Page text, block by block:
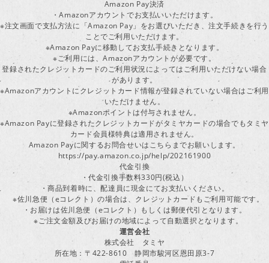
Amazon Pay決済
・Amazonアカウントでお支払いいただけます。
※注文画面で支払方法に「Amazon Pay」をお選びいただき、注文手続きを行う
ことでご利用いただけます。
※Amazon Payに移動してお支払手続きとなります。
※ご利用には、Amazonアカウントが必要です。
登録されたクレジットカードのご利用状況によってはご利用いただけない場合
があります。
※Amazonアカウントにクレジットカード情報が登録されていない場合はご利用
いただけません。
※Amazonポイントは付与されません。
※Amazon Payに登録されたクレジットカードがタミヤカードの場合でもタミヤ
カード会員様特典は適用されません。
Amazon Payに関するお問合せいはこちらまでお願いします。
https://pay.amazon.co.jp/help/202161900
代金引換
・代金引換手数料330円(税込）
・商品到着時に、配達員に現金にてお支払いください。
※佐川急便（eコレクト）の場合は、クレジットカードもご利用可能です。
・お届けは佐川急便（eコレクト）もしくは郵便代引となります。
※ご注文金額及びお届けの地域によって自動選択となります。
運営会社
株式会社 タミヤ
所在地：〒422-8610 静岡市駿河区恩田原3-7